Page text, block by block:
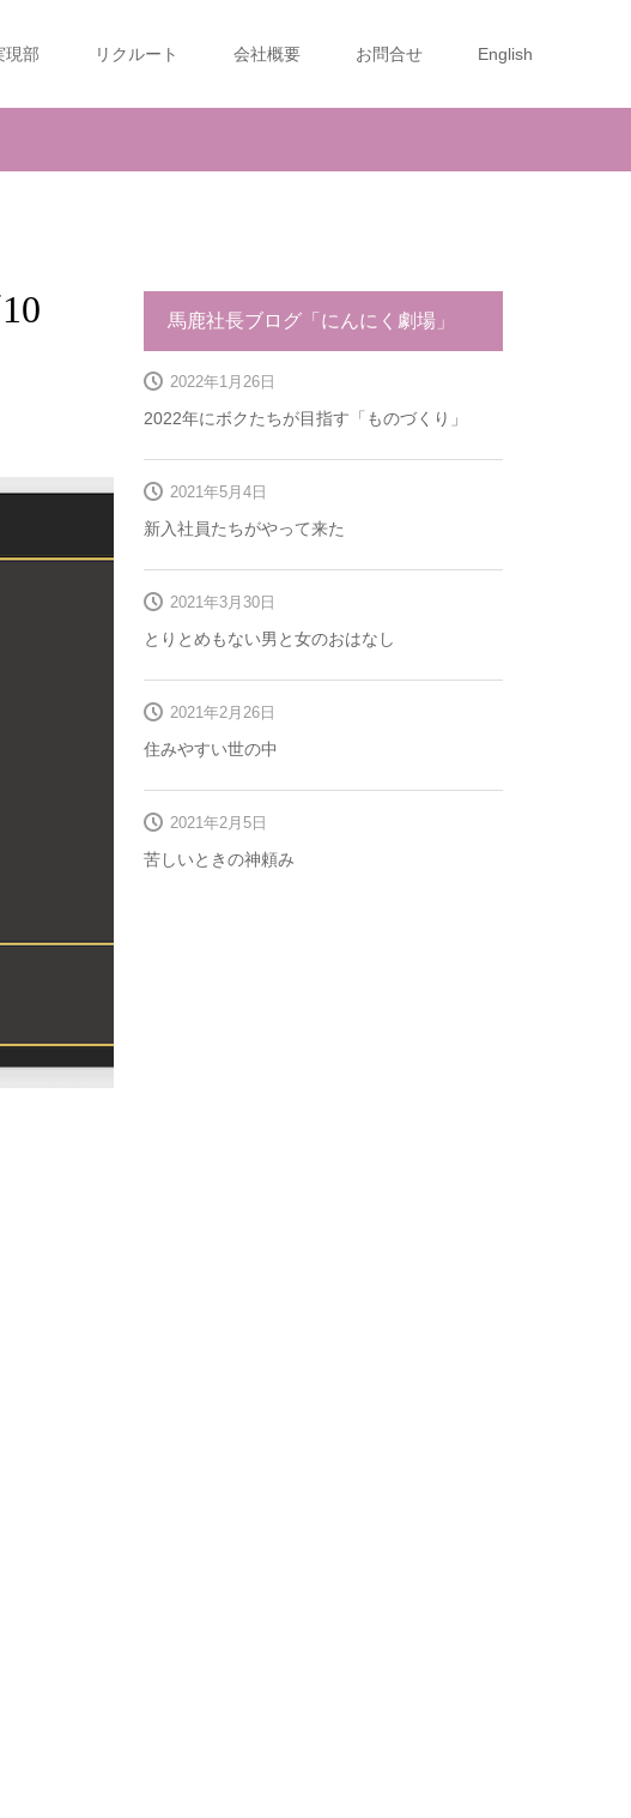
現部 リクルート 会社概要 お問合せ English
馬鹿社長ブログ「にんにく劇場」
2022年にボクたちが目指す「ものづくり」
2022年1月26日
新入社員たちがやって来た
2021年5月4日
とりとめもない男と女のおはなし
2021年3月30日
住みやすい世の中
2021年2月26日
苦しいときの神頼み
2021年2月5日